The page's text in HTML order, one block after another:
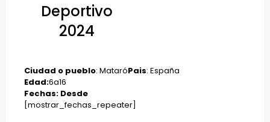
Deportivo
2024
Ciudad o pueblo: MataróPais: España
Edad:6a16
Fechas: Desde
[mostrar_fechas_repeater]